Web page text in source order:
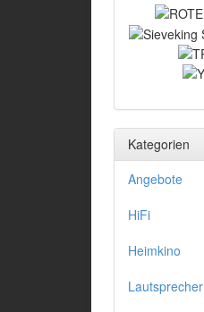
Kategorien
Angebote
HiFi
Heimkino
Lautsprecher